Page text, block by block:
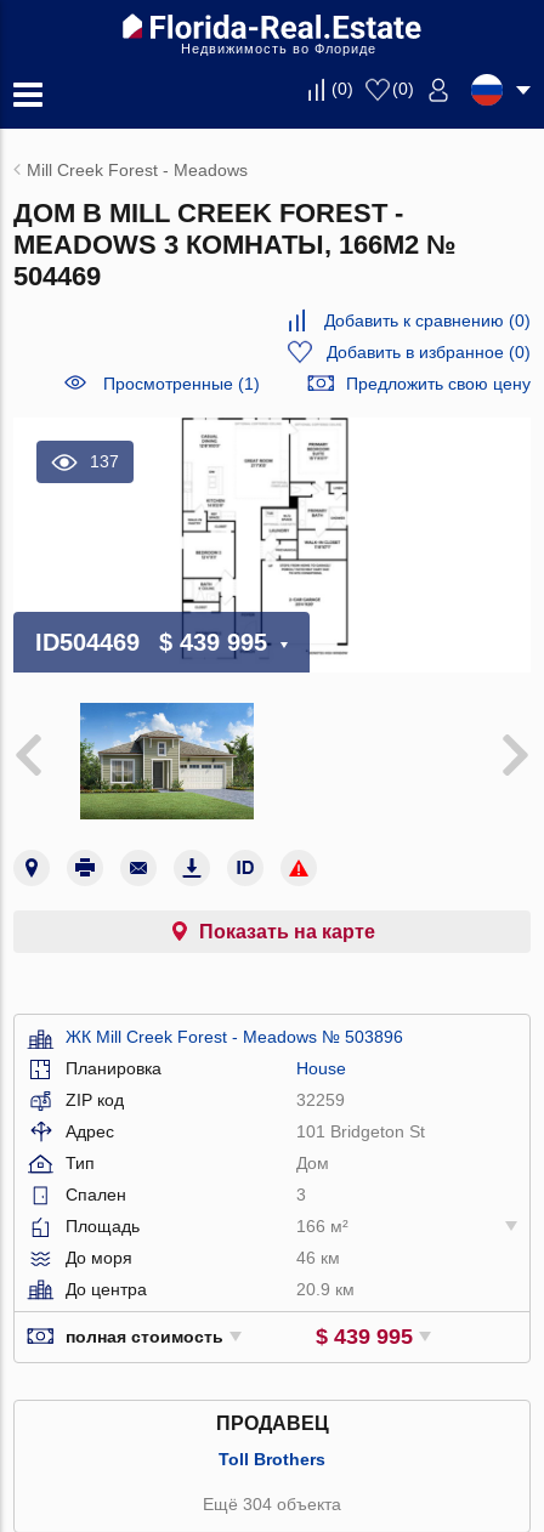
Недвижимость во Флориде
(0) (0)
Mill Creek Forest - Meadows
ДОМ В MILL CREEK FOREST -
MEADOWS 3 КОМНАТЫ, 166М2 №
504469
Добавить к сравнению (0)
Добавить в избранное(0)
Просмотренные (1)
Предложить свою цену
137
ID504469 $ 439 995
Показать на карте
ЖК Mill Creek Forest - Meadows № 503896
Планировка
House
ZIP код
32259
Адрес
101 Bridgeton St
Тип
Дом
Спален
3
Площадь
166 м²
До моря
46 км
До центра
20.9 км
полная стоимость $ 439 995
ПРОДАВЕЦ
Toll Brothers
Ещё 304 объекта